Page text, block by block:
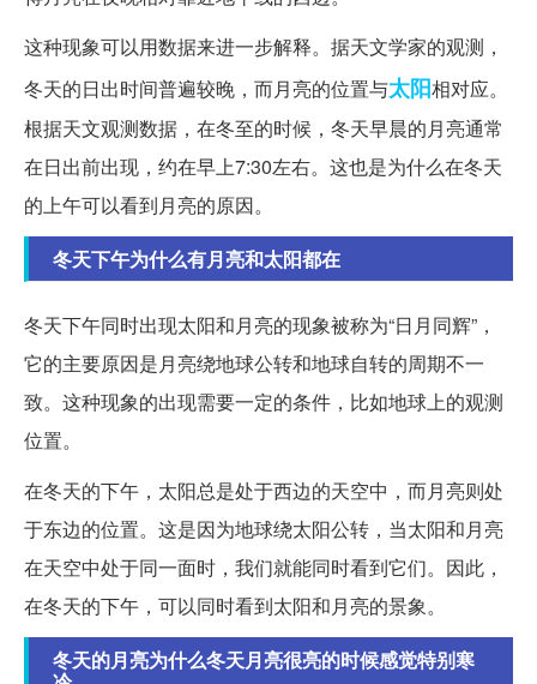
这种现象可以用数据来进一步解释。据天文学家的观测，
冬天的日出时间普遍较晚，而月亮的位置与太阳相对应。
根据天文观测数据，在冬至的时候，冬天早晨的月亮通常
在日出前出现，约在早上7:30左右。这也是为什么在冬天
的上午可以看到月亮的原因。
冬天下午为什么有月亮和太阳都在
冬天下午同时出现太阳和月亮的现象被称为“日月同辉”，
它的主要原因是月亮绕地球公转和地球自转的周期不一
致。这种现象的出现需要一定的条件，比如地球上的观测
位置。
在冬天的下午，太阳总是处于西边的天空中，而月亮则处
于东边的位置。这是因为地球绕太阳公转，当太阳和月亮
在天空中处于同一面时，我们就能同时看到它们。因此，
在冬天的下午，可以同时看到太阳和月亮的景象。
冬天的月亮为什么冬天月亮很亮的时候感觉特别寒